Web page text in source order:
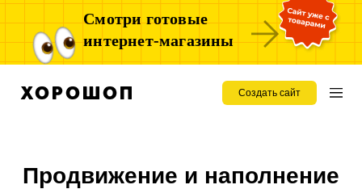
Смотри готовые
интернет-магазины
Создать сайт
Продвижение и наполнение